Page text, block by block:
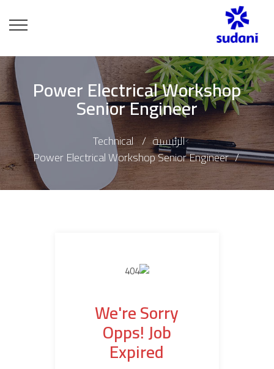
Power Electrical Workshop
Senior Engineer
الرئيسية
Technical
Power Electrical Workshop Senior Engineer
We're Sorry
Opps! Job
Expired